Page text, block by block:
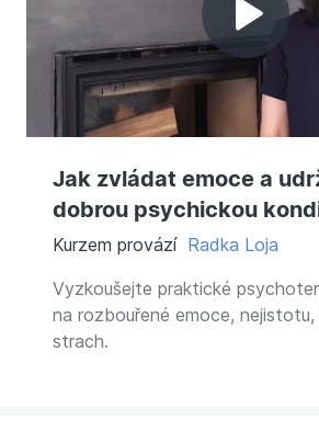
video
Jak zvládat emoce a
dobrou psychickou
Kurzem provází Radka Loja
Vyzkoušejte praktické
na rozbouřené emoce,
strach.